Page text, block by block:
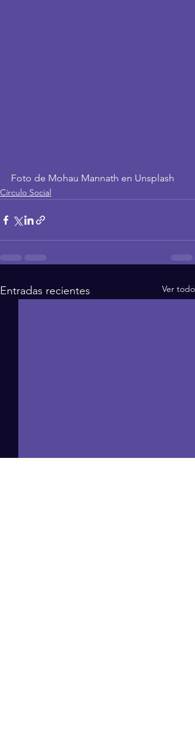
Foto de Mohau Mannath en Unsplash
Círculo Social
Entradas recientes Ver todo